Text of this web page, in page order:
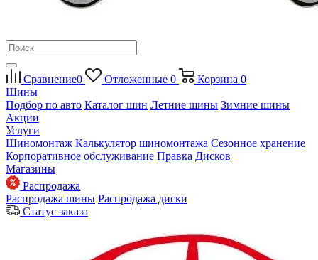
Сравнение0 Отложенные 0 Корзина 0
Шины
Подбор по авто Каталог шин Летние шины Зимние шины
Акции
Услуги
Шиномонтаж Калькулятор шиномонтажа Сезонное хранение
Корпоративное обслуживание Правка Дисков
Магазины
Распродажа
Распродажа шины Распродажа диски
Статус заказа